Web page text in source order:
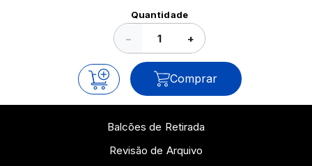
Quantidade
− +
Comprar
Balcões de Retirada
Revisão de Arquivo